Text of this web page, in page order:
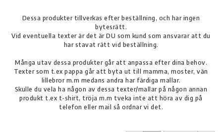
Dessa produkter tillverkas efter beställning, och har ingen
bytesrätt.
Vid eventuella texter är det är DU som kund som ansvarar att du
har stavat rätt vid beställning.
Många utav dessa produkter går att anpassa efter dina behov.
Texter som t.ex pappa går att byta ut till mamma, moster, vän
lillebror m.m medans andra har färdiga mallar.
Skulle du vela ha någon av dessa texter/mallar på någon annan
produkt t.ex t-shirt, tröja m.m tveka inte att höra av dig på
telefon eller mail så ordnar vi det.